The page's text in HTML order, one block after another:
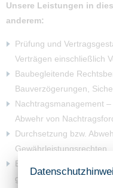
Unsere Leistungen in
anderem:
Prüfung und
Verträgen einschließlich
Baubegleitende
Bauverzögerungen,
Nachtragsmanagement
Abwehr von
Durchsetzung bzw.
Gewährleistungsrechten
Beratung bei
gekündigter Verträge